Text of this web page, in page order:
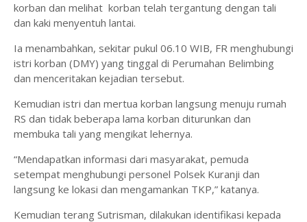
korban dan melihat korban telah tergantung dengan tali
dan kaki menyentuh lantai.
Ia menambahkan, sekitar pukul 06.10 WIB, FR menghubungi
istri korban (DMY) yang tinggal di Perumahan Belimbing
dan menceritakan kejadian tersebut.
Kemudian istri dan mertua korban langsung menuju rumah
RS dan tidak beberapa lama korban diturunkan dan
membuka tali yang mengikat lehernya.
“Mendapatkan informasi dari masyarakat, pemuda
setempat menghubungi personel Polsek Kuranji dan
langsung ke lokasi dan mengamankan TKP,” katanya.
Kemudian terang Sutrisman, dilakukan identifikasi kepada